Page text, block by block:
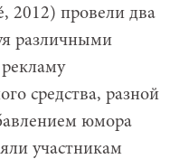
2012) провели два
различными
средства, разной
юмора
участникам